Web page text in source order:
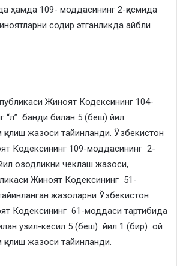
ҳамда 109- моддасининг 2-қисмида
содир этганликда айбли
Жиноят Кодексининг 104-
“л” банди билан 5 (беш) йил
жазоси тайинланди. Ўзбекистон
Кодексининг 109-моддасининг 2-
озодликни чеклаш жазоси,
Жиноят Кодексининг 51-
жазоларни Ўзбекистон
Кодексининг 61-моддаси тартибида
узил-кесил 5 (беш) йил 1 (бир) ой
жазоси тайинланди.